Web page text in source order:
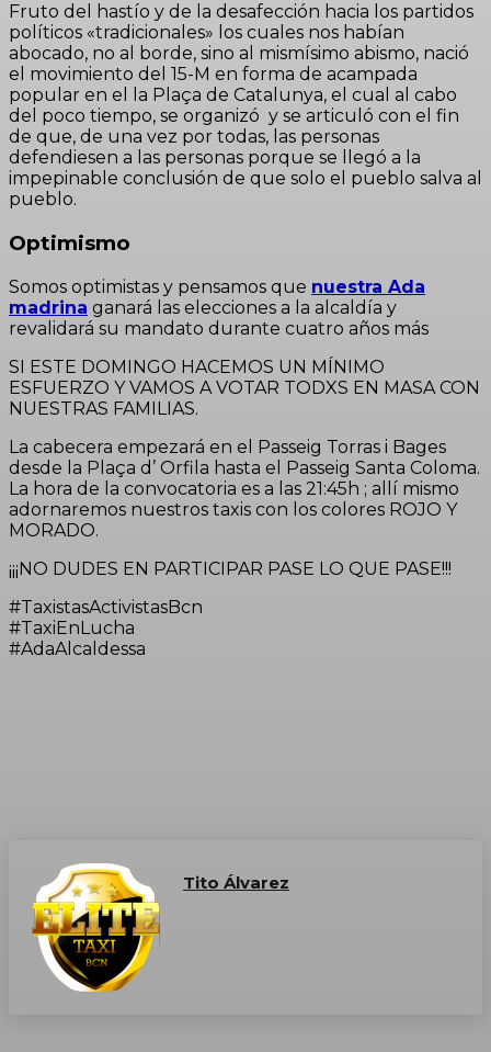
Fruto del hastío y de la desafección hacia los partidos
políticos «tradicionales» los cuales nos habían
abocado, no al borde, sino al mismísimo abismo, nació
el movimiento del 15-M en forma de acampada
popular en el la Plaça de Catalunya, el cual al cabo
del poco tiempo, se organizó y se articuló con el fin
de que, de una vez por todas, las personas
defendiesen a las personas porque se llegó a la
impepinable conclusión de que solo el pueblo salva al
pueblo.
Optimismo
Somos optimistas y pensamos que nuestra Ada
madrina ganará las elecciones a la alcaldía y
revalidará su mandato durante cuatro años más
SI ESTE DOMINGO HACEMOS UN MÍNIMO
ESFUERZO Y VAMOS A VOTAR TODXS EN MASA CON
NUESTRAS FAMILIAS.
La cabecera empezará en el Passeig Torras i Bages
desde la Plaça d’ Orfila hasta el Passeig Santa Coloma.
La hora de la convocatoria es a las 21:45h ; allí mismo
adornaremos nuestros taxis con los colores ROJO Y
MORADO.
¡¡¡NO DUDES EN PARTICIPAR PASE LO QUE PASE!!!
#TaxistasActivistasBcn
#TaxiEnLucha
#AdaAlcaldessa
Tito Álvarez